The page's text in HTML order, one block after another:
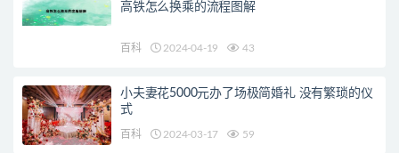
高铁怎么换乘的流程图解
百科 2024-04-19 43
小夫妻花5000元办了场极简婚礼 没有繁琐的仪
式
百科 2024-03-17 59